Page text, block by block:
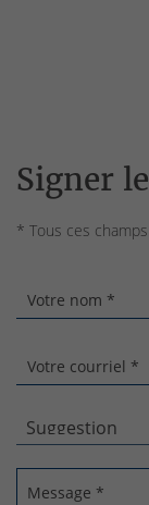
Signer
* Tous ces
Votre nom *
Votre courriel *
Message *